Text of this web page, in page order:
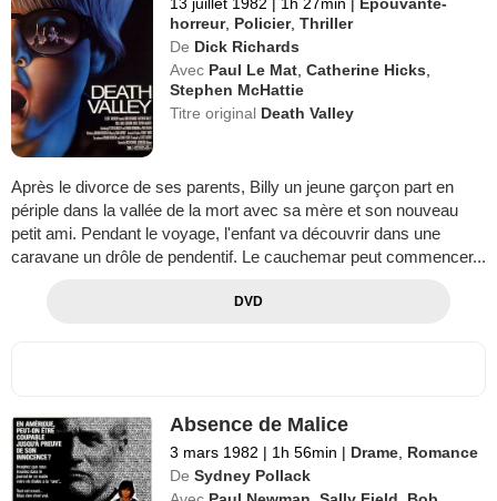
horreur, Policier,Thriller
De Dick Richards
Avec Paul Le Mat ,Catherine Hicks
Stephen McHattie
Titre original Death Valley
Après le divorce de ses parents, Billy un jeune garçon part en
périple dans la vallée de la mort avec sa mère et son nouveau
petit ami. Pendant le voyage, l'enfant va découvrir dans une
caravane un drôle de pendentif. Le cauchemar peut commencer...
DVD
Absence de Malice
3 mars 1982 | 1h 56min | Drame Romance
De Sydney Pollack